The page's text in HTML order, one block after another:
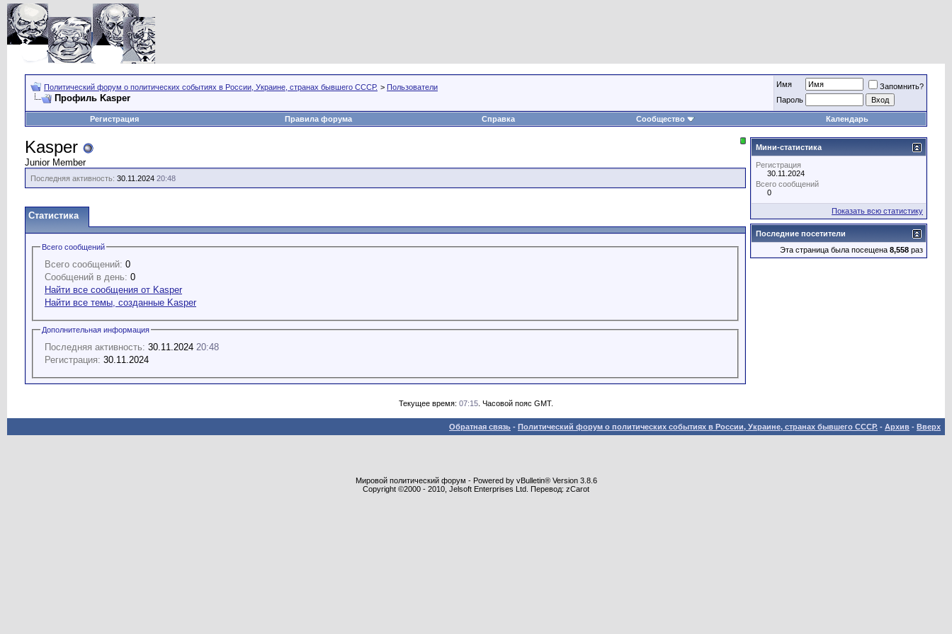
Политический форум о политических событиях в России, Украине, странах бывшего СССР. > Пользователи
Профиль Kasper
Имя
Запомнить?
Пароль
Регистрация Правила форума Справка Сообщество Календарь
Kasper
Junior Member
Последняя активность: 30.11.2024 20:48
Статистика
Всего сообщений
Всего сообщений: 0
Сообщений в день: 0
Найти все сообщения от Kasper
Найти все темы, созданные Kasper
Дополнительная информация
Последняя активность: 30.11.2024 20:48
Регистрация: 30.11.2024
Мини-статистика
Регистрация
30.11.2024
Всего сообщений
0
Показать всю статистику
Последние посетители
Эта страница была посещена 8,558 раз
Текущее время: 07:15 . Часовой пояс GMT.
Обратная связь - Политический форум о политических событиях в России, Украине, странах бывшего СССР. - Архив - Вверх
Мировой политический форум - Powered by vBulletin® Version 3.8.6
Copyright ©2000 - 2010, Jelsoft Enterprises Ltd. Перевод: zCarot